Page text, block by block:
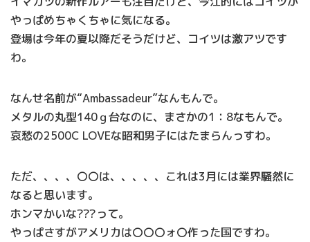
やっぱめちゃくちゃに気になる。
登場は今年の夏以降だそうだけど、コイツは激アツです
わ。
なんせ名前が“Ambassadeur”なんもんで。
メタルの丸型140ｇ台なのに、まさかの1：8なもんで。
哀愁の2500C LOVEな昭和男子にはたまらんっすわ。
ただ、、、、〇〇は、、、、、これは3月には業界騒然に
なると思います。
ホンマかいな???って。
やっぱさすがアメリカは〇〇〇ォ〇作った国ですわ。